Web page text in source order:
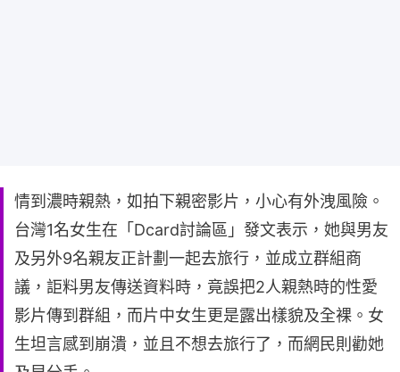
情到濃時親熱，如拍下親密影片，小心有外洩風險。
台灣1名女生在「Dcard討論區」發文表示，她與男友
及另外9名親友正計劃一起去旅行，並成立群組商
議，詎料男友傳送資料時，竟誤把2人親熱時的性愛
影片傳到群組，而片中女生更是露出樣貌及全裸。女
生坦言感到崩潰，並且不想去旅行了，而網民則勸她